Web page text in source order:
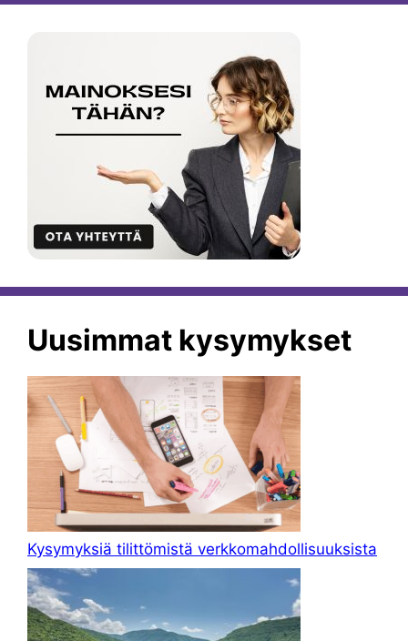
Uusimmat kysymykset
Kysymyksiä tilittömistä verkkomahdollisuuksista